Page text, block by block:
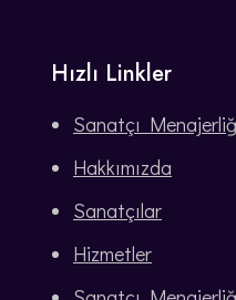
Hızlı Linkler
Sanatçı
Hakkımızda
Sanatçılar
Hizmetler